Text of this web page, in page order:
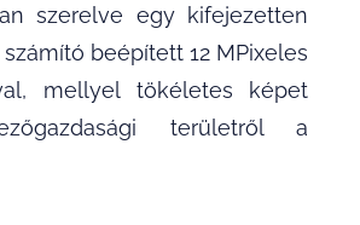
szerelve egy kifejezetten
beépített 12 MPixeles
mellyel tökéletes képet
területről a